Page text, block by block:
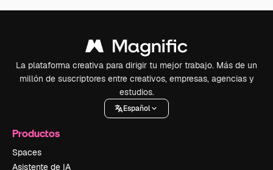
La plataforma creativa para dirigir tu mejor trabajo. Más de un
millón de suscriptores entre creativos, empresas, agencias y
estudios.
Español
Productos
Spaces
Asistente de IA